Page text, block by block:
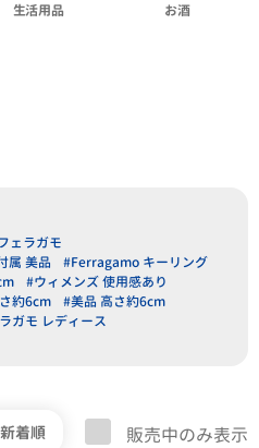
生活用品 お酒
ェラガモ
属 美品
#Ferragamo キーリング
#ウィメンズ 使用感あり
約6cm
#美品 高さ約6cm
ガモ レディース
新着順 販売中のみ表示